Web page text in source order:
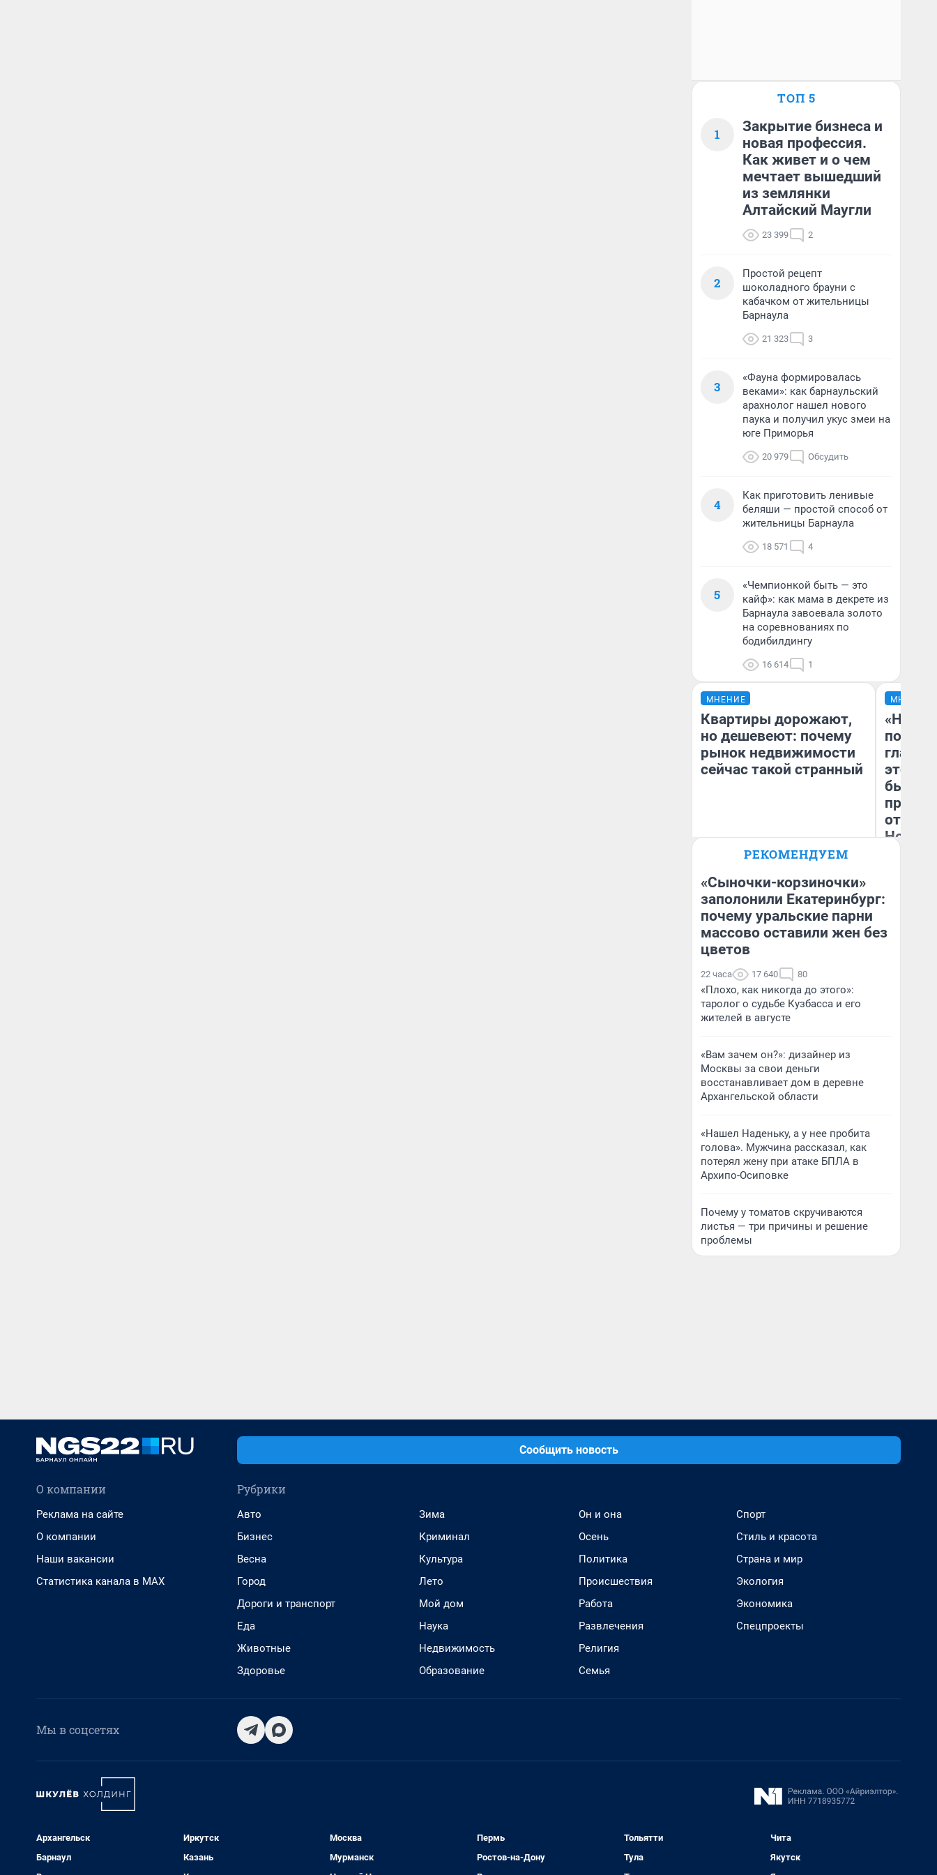
ТОП 5
1
Закрытие бизнеса и
новая профессия.
Как живет и о чем
мечтает вышедший
из землянки
Алтайский Маугли
23 399 2
2
Простой рецепт
шоколадного брауни с
кабачком от жительницы
Барнаула
21 323 3
3
«Фауна формировалась
веками»: как барнаульский
арахнолог нашел нового
паука и получил укус змеи на
юге Приморья
20 979 Обсудить
4
Как приготовить ленивые
беляши — простой способ от
жительницы Барнаула
18 571 4
5
«Чемпионкой быть — это
кайф»: как мама в декрете из
Барнаула завоевала золото
на соревнованиях по
бодибилдингу
16 614 1
МНЕНИЕ
Квартиры дорожают,
но дешевеют: почему
рынок недвижимости
сейчас такой странный
Екатерина Торопова
недвижимости
МНЕНИЕ
этого
бьет
отзыв
Нолана
РЕКОМЕНДУЕМ
«Сыночки-корзиночки»
заполонили Екатеринбург:
почему уральские парни
массово оставили жен без
цветов
22 часа 17 640 80
«Плохо, как никогда до этого»:
таролог о судьбе Кузбасса и его
жителей в августе
«Вам зачем он?»: дизайнер из
Москвы за свои деньги
восстанавливает дом в деревне
Архангельской области
«Нашел Наденьку, а у нее пробита
голова». Мужчина рассказал, как
потерял жену при атаке БПЛА в
Архипо-Осиповке
Почему у томатов скручиваются
листья — три причины и решение
проблемы
Сообщить новость
О компании
Реклама на сайте
О компании
Наши вакансии
Статистика канала в MAX
Рубрики
Авто
Бизнес
Весна
Город
Дороги и транспорт
Еда
Животные
Здоровье
Зима
Криминал
Культура
Лето
Мой дом
Наука
Недвижимость
Образование
Он и она
Осень
Политика
Происшествия
Работа
Развлечения
Религия
Семья
Спорт
Стиль и красота
Страна и мир
Экология
Экономика
Спецпроекты
Мы в соцсетях
Архангельск
Барнаул
Иркутск
Казань
Москва
Мурманск
Пермь
Ростов-на-Дону
Тольятти
Тула
Чита
Якутск